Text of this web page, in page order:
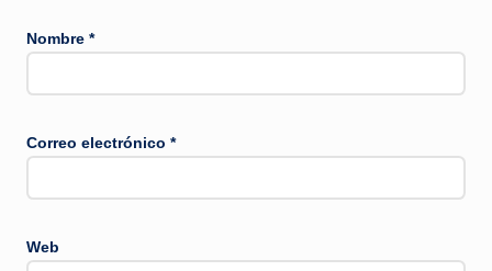
Nombre *
Correo electrónico *
Web